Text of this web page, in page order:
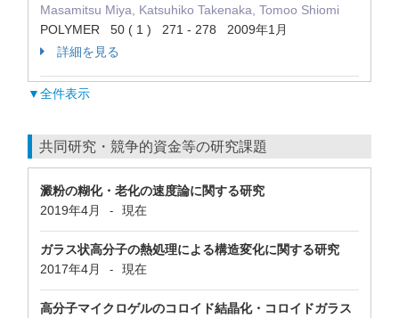
Masamitsu Miya, Katsuhiko Takenaka, Tomoo Shiomi
POLYMER 50 ( 1 ) 271 - 278 2009年1月
詳細を見る
▼全件表示
共同研究・競争的資金等の研究課題
澱粉の糊化・老化の速度論に関する研究
2019年4月
- 現在
ガラス状高分子の熱処理による構造変化に関する研究
2017年4月
- 現在
高分子マイクロゲルのコロイド結晶化・コロイドガラス